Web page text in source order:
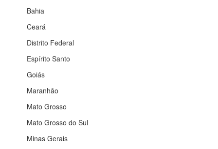
Bahia
Ceará
Distrito Federal
Espírito Santo
Goiás
Maranhão
Mato Grosso
Mato Grosso do Sul
Minas Gerais